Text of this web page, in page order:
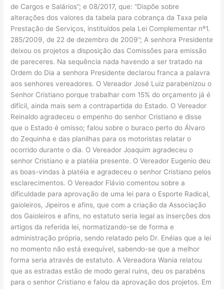
de Cargos e Salários”; e 08/2017, que: “Dispõe sobre
alterações dos valores da tabela para cobrança da Taxa pela
Prestação de Serviços, instituídos pela Lei Complementar nº1.
285/2009, de 22 de dezembro de 2009”; A senhora Presidente
deixou os projetos a disposição das Comissões para emissão
de pareceres. Na sequência nada havendo a ser tratado na
Ordem do Dia a senhora Presidente declarou franca a palavra
aos senhores vereadores. O Vereador José Luiz parabenizou o
Senhor Cristiano porque trabalhar com 15% do orçamento já é
difícil, ainda mais sem a contrapartida do Estado. O Vereador
Reinaldo agradeceu o empenho do senhor Cristiano e disse
que o Estado é omisso; falou sobre o buraco perto do Álvaro
do Zequinha e das planilhas para os motoristas relatar o
ocorrido durante o dia. O Vereador Joaquim agradeceu o
senhor Cristiano e a platéia presente. O Vereador Eugenio deu
as boas-vindas à platéia e agradeceu o senhor Cristiano pelos
esclarecimentos. O Vereador Flávio comentou sobre a
dificuldade para aprovação de uma lei para o Esporte Radical,
gaioleiros, Jipeiros e afins, que com a criação da Associação
dos Gaioleiros e afins, no estatuto seria legal as inserções dos
artigos da referida lei, normatizando-se de forma e
administração própria, sendo relatado pelo Dr. Enéias que a lei
no momento não está exequível, sabendo-se que a melhor
forma seria através de estatuto. A Vereadora Wania relatou
que as estradas estão de modo geral ruins, deu os parabéns
para o senhor Cristiano e falou da aprovação dos projetos. Em